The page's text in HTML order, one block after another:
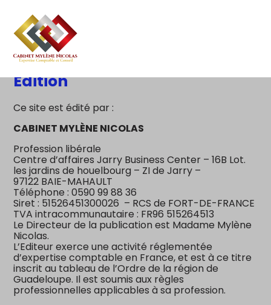
Aller
au
contenu
Création d’entreprise
Gestion au quotidien
Financement et trésorerie
Gestion
Compta
Documents
Dématérialisation / collecte
Edition
Ce site est édité par :
CABINET MYLÈNE NICOLAS
Profession libérale
Centre d’affaires Jarry Business Center – 16B Lot.
les jardins de houelbourg – ZI de Jarry –
97122 BAIE-MAHAULT
Téléphone : 0590 99 88 36
Siret : 51526451300026 – RCS de FORT-DE-FRANCE
TVA intracommunautaire : FR96 515264513
Le Directeur de la publication est Madame Mylène
Nicolas.
L’Editeur exerce une activité réglementée
d’expertise comptable en France, et est à ce titre
inscrit au tableau de l’Ordre de la région de
Guadeloupe. Il est soumis aux règles
professionnelles applicables à sa profession.